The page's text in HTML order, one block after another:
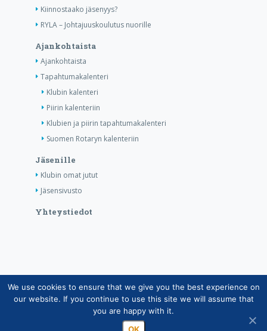
Kiinnostaako jäsenyys?
RYLA – Johtajuuskoulutus nuorille
Ajankohtaista
Ajankohtaista
Tapahtumakalenteri
Klubin kalenteri
Piirin kalenteriin
Klubien ja piirin tapahtumakalenteri
Suomen Rotaryn kalenteriin
Jäsenille
Klubin omat jutut
Jäsensivusto
Yhteystiedot
Copyright © Suomen Rotarypalvelu ry 2026 |
Jäsentietojärjestelmän tietosuojaseloste|Henkilötietojen
käsittely Rotarytoiminnassa
We use cookies to ensure that we give you the best experience on
our website. If you continue to use this site we will assume that
you are happy with it.